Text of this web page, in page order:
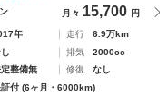
月々 15,700 円
年 走行
6.9万km
排気
2000cc
整備無 修復
なし
証付 (6ヶ月・6000km)